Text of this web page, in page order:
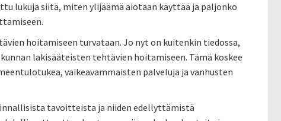
lukuja siitä, miten ylijäämä aiotaan käyttää ja paljonko
hoitamiseen turvataan. Jo nyt on kuitenkin tiedossa,
lakisääteisten tehtävien hoitamiseen. Tämä koskee
vaikeavammaisten palveluja ja vanhusten
tavoitteista ja niiden edellyttämistä